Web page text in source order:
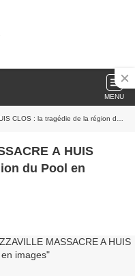
MENU
: la tragédie de la région du Pool en images
A HUIS
du Pool en